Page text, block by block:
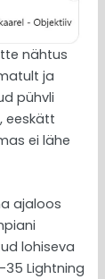
nähtus
ja
pühvli
eeskätt
ei lähe
ajaloos
lohiseva
Lightning